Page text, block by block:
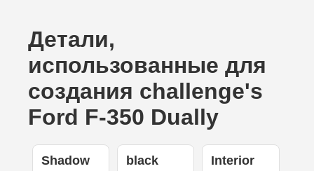
Детали,
использованные для
создания challenge's
Ford F-350 Dually
Shadow black Interior